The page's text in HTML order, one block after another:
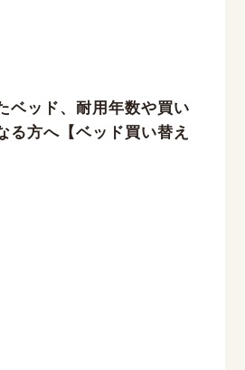
ベッド、耐用年数や買い
る方へ【ベッド買い替え